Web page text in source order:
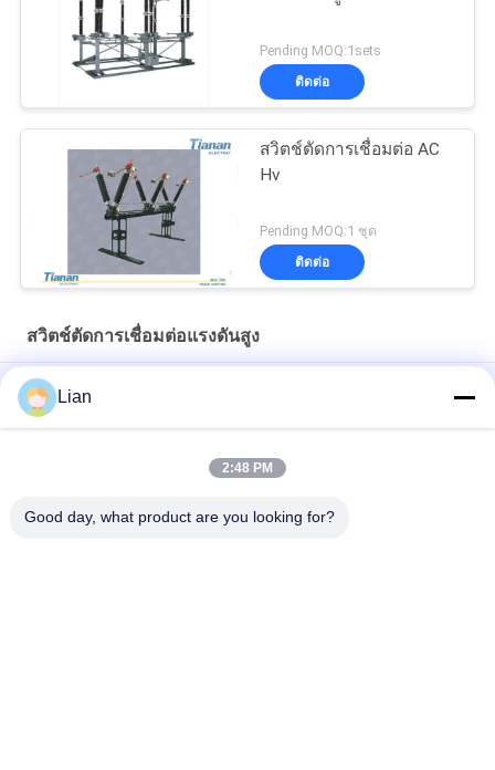
Pending MOQ:1sets
ติดต่อ
สวิตช์ตัดการเชื่อมต่อ AC
Hv
Pending MOQ:1 ชุด
ติดต่อ
สวิตช์ตัดการเชื่อมต่อแรงดันสูง
สวิทช์ตัดความจืด 230/265 KV
Lian
2:48 PM
Good day, what product are you looking for?